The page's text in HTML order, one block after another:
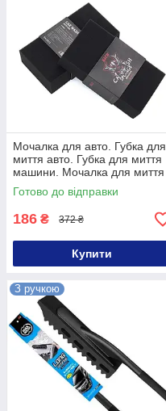
Мочалка для авто. Губка для
миття авто. Губка для миття
машини. Мочалка для миття
авто з поролону
Готово до відправки
186 ₴ 372 ₴
Купити
З ручкою